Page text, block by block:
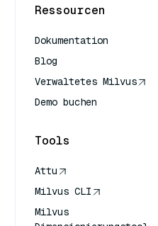
Ressourcen
Dokumentation
Blog
Verwaltetes Milvus
Demo buchen
Tools
Attu
Milvus CLI
Milvus